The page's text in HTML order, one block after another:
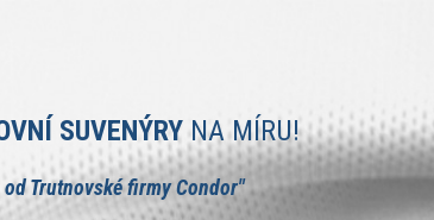
SUVENÝRYNA MÍRU!
Trutnovské firmy Condor"